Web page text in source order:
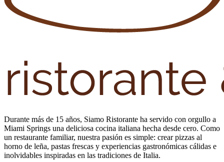
Durante más de 15 años, Siamo Ristorante ha servido con orgullo a
Miami Springs una deliciosa cocina italiana hecha desde cero. Como
un restaurante familiar, nuestra pasión es simple: crear pizzas al
horno de leña, pastas frescas y experiencias gastronómicas cálidas e
inolvidables inspiradas en las tradiciones de Italia.